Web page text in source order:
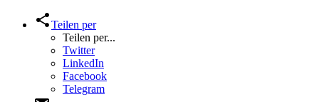
Teilen per
Teilen per...
Twitter
LinkedIn
Facebook
Telegram